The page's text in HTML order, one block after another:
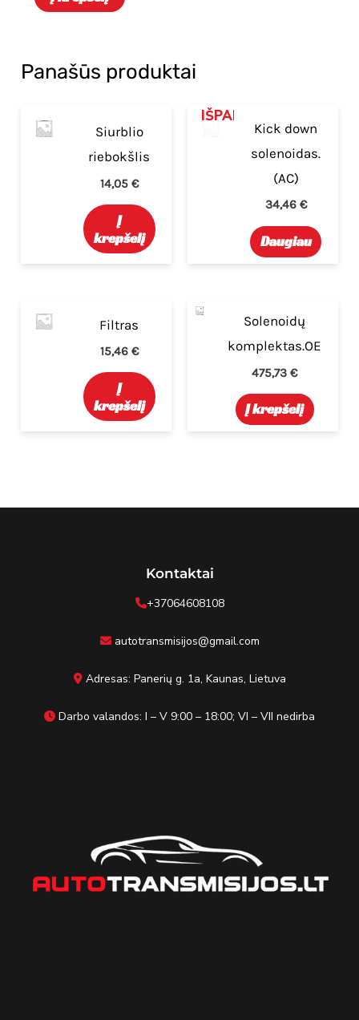
Panašūs produktai
Siurblio
riebokšlis
14,05 €
Į
krepšelį
IŠPARDUOTA
Kick down
solenoidas.
(AC)
34,46 €
Daugiau
Filtras
15,46 €
Į
krepšelį
Solenoidų
komplektas.OE
475,73€
Į krepšelį
Kontaktai
+37064608108
autotransmisijos@gmail.com
Adresas: Panerių g. 1a, Kaunas, Lietuva
Darbo valandos: I – V 9:00 – 18:00; VI – VII nedirba